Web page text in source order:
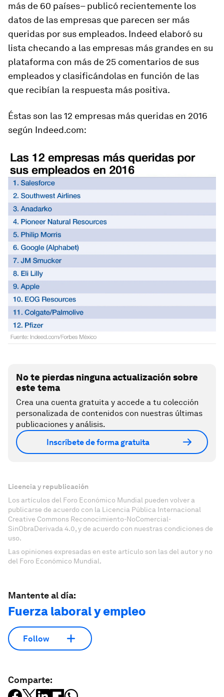
más de 60 países– publicó recientemente los
datos de las empresas que parecen ser más
queridas por sus empleados. Indeed elaboró su
lista checando a las empresas más grandes en su
plataforma con más de 25 comentarios de sus
empleados y clasificándolas en función de las
que recibían la respuesta más positiva.
Éstas son las 12 empresas más queridas en 2016
según Indeed.com:
No te pierdas ninguna actualización sobre
este tema
Crea una cuenta gratuita y accede a tu colección
personalizada de contenidos con nuestras últimas
publicaciones y análisis.
Inscríbete de forma gratuita
Licencia y republicación
Los artículos del Foro Económico Mundial pueden volver a
publicarse de acuerdo con la Licencia Pública Internacional
Creative Commons Reconocimiento-NoComercial-
SinObraDerivada 4.0, y de acuerdo con nuestras condiciones de
uso.
Las opiniones expresadas en este artículo son las del autor y no
del Foro Económico Mundial.
Mantente al día:
Fuerza laboral y empleo
Follow
Comparte: